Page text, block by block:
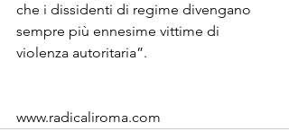
che i dissidenti di regime divengano
sempre più ennesime vittime di
violenza autoritaria”.
www.radicaliroma.com